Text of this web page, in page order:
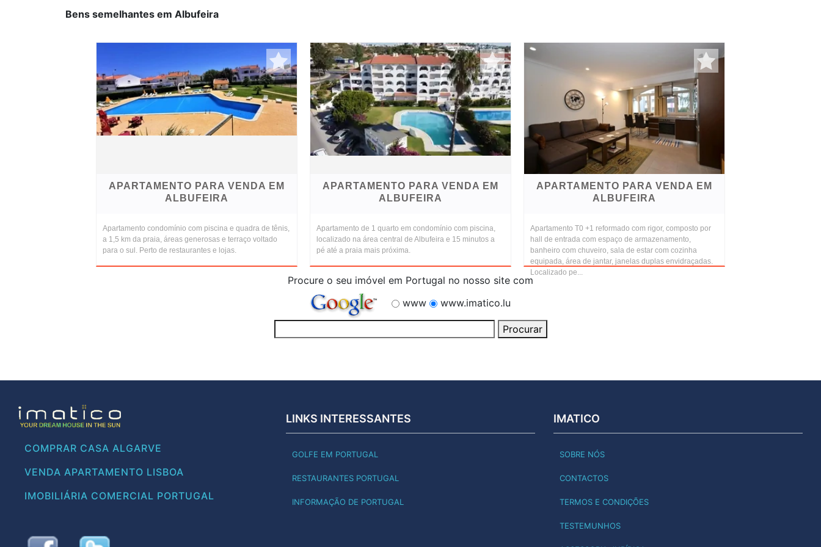
Bens semelhantes em Albufeira
APARTAMENTO PARA VENDA EM
ALBUFEIRA
Apartamento condomínio com piscina e quadra de tênis,
a 1,5 km da praia, áreas generosas e terraço voltado
para o sul. Perto de restaurantes e lojas.
APARTAMENTO PARA VENDA EM
ALBUFEIRA
Apartamento de 1 quarto em condomínio com piscina,
localizado na área central de Albufeira e 15 minutos a
pé até a praia mais próxima.
APARTAMENTO PARA VENDA EM
ALBUFEIRA
Apartamento T0 +1 reformado com rigor, composto por
hall de entrada com espaço de armazenamento,
banheiro com chuveiro, sala de estar com cozinha
equipada, área de jantar, janelas duplas envidraçadas.
Localizado pe...
Procure o seu imóvel em Portugal no nosso site com
www
www.imatico.lu
COMPRAR CASA ALGARVE
VENDA APARTAMENTO LISBOA
IMOBILIÁRIA COMERCIAL PORTUGAL
LINKS INTERESSANTES
GOLFE EM PORTUGAL
RESTAURANTES PORTUGAL
INFORMAÇÃO DE PORTUGAL
IMATICO
SOBRE NÓS
CONTACTOS
TERMOS E CONDIÇÕES
TESTEMUNHOS